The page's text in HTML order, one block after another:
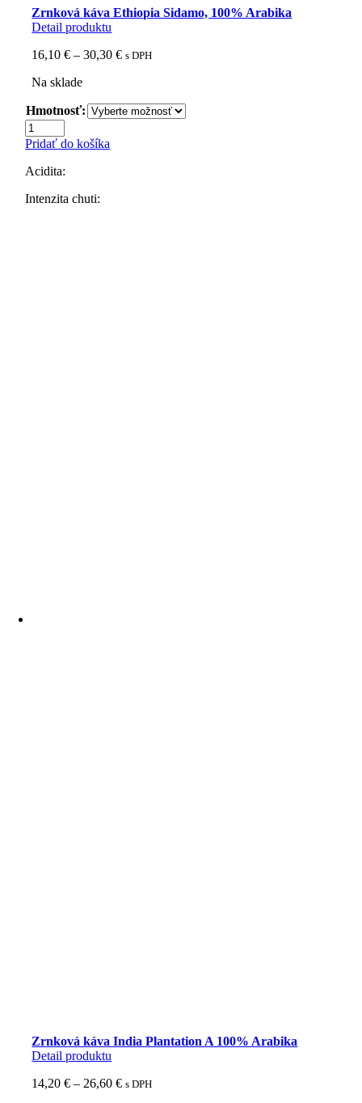
Zrnková káva Ethiopia Sidamo, 100% Arabika
Detail produktu
16,10€ – 30,30€Price
30,30 €
s DPH
Na sklade
Hmotnosť:
množstvo
Zrnková
Ethiopia
100%
Pridať do košíka
Acidita:
Intenzita chuti:
Zrnková káva India Plantation A 100% Arabika
Detail produktu
14,20€ – 26,60€Price
s DPH